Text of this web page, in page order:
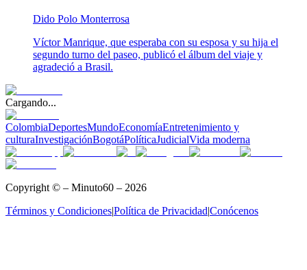
Dido Polo Monterrosa
Víctor Manrique, que esperaba con su esposa y su hija el
segundo turno del paseo, publicó el álbum del viaje y
agradeció a Brasil.
Cargando...
ColombiaDeportesMundoEconomíaEntretenimiento y
culturaInvestigaciónBogotáPolíticaJudicialVida moderna
Copyright © – Minuto60 – 2026
Términos y Condiciones|Política de Privacidad|Conócenos